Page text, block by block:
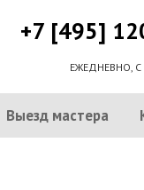
+7 [495]
ЕЖЕДНЕВНО,
Выезд мастера